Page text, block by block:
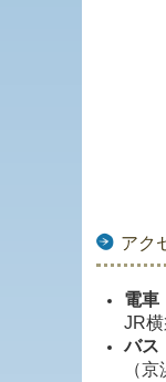
アク
電車
JR
バス
（